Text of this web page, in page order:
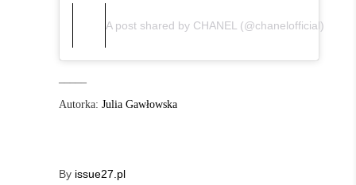
A post shared by CHANEL (@chanelofficial)
Autorka: Julia Gawłowska
By issue27.pl